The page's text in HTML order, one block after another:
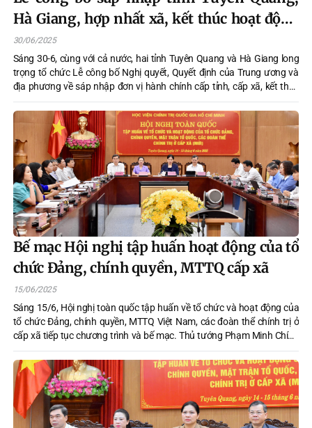
Hà Giang, hợp nhất xã, kết thúc hoạt động
cấp huyện và chỉ định công tác cán bộ
30/06/2025
Sáng 30-6, cùng với cả nước, hai tỉnh Tuyên Quang và Hà Giang long
trọng tổ chức Lễ công bố Nghị quyết, Quyết định của Trung ương và
địa phương về sáp nhập đơn vị hành chính cấp tỉnh, cấp xã, kết thúc
hoạt động đơn vị hành chính cấp huyện, thành lập tổ chức đảng, chỉ
định cấp uỷ, Hội đồng nhân dân, Uỷ ban nhân dân, Uỷ ban Mặt trận Tổ
quốc Việt Nam tỉnh Tuyên Quang, xã, phường.
Bế mạc Hội nghị tập huấn hoạt động của tổ
chức Đảng, chính quyền, MTTQ cấp xã
15/06/2025
Sáng 15/6, Hội nghị toàn quốc tập huấn về tổ chức và hoạt động của
tổ chức Đảng, chính quyền, MTTQ Việt Nam, các đoàn thể chính trị ở
cấp xã tiếp tục chương trình và bế mạc. Thủ tướng Phạm Minh Chính
dự và phát biểu bế mạc hội nghị.